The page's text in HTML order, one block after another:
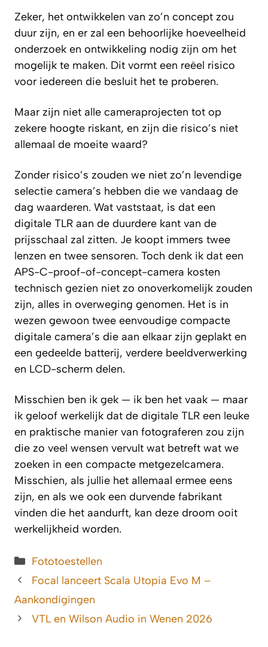
Zeker, het ontwikkelen van zo’n concept zou
duur zijn, en er zal een behoorlijke hoeveelheid
onderzoek en ontwikkeling nodig zijn om het
mogelijk te maken. Dit vormt een reëel risico
voor iedereen die besluit het te proberen.
Maar zijn niet alle cameraprojecten tot op
zekere hoogte riskant, en zijn die risico’s niet
allemaal de moeite waard?
Zonder risico’s zouden we niet zo’n levendige
selectie camera’s hebben die we vandaag de
dag waarderen. Wat vaststaat, is dat een
digitale TLR aan de duurdere kant van de
prijsschaal zal zitten. Je koopt immers twee
lenzen en twee sensoren. Toch denk ik dat een
APS-C-proof-of-concept-camera kosten
technisch gezien niet zo onoverkomelijk zouden
zijn, alles in overweging genomen. Het is in
wezen gewoon twee eenvoudige compacte
digitale camera’s die aan elkaar zijn geplakt en
een gedeelde batterij, verdere beeldverwerking
en LCD-scherm delen.
Misschien ben ik gek — ik ben het vaak — maar
ik geloof werkelijk dat de digitale TLR een leuke
en praktische manier van fotograferen zou zijn
die zo veel wensen vervult wat betreft wat we
zoeken in een compacte metgezelcamera.
Misschien, als jullie het allemaal ermee eens
zijn, en als we ook een durvende fabrikant
vinden die het aandurft, kan deze droom ooit
werkelijkheid worden.
Categorieën
Fototoestellen
Focal lanceert Scala Utopia Evo M –
Aankondigingen
VTL en Wilson Audio in Wenen 2026